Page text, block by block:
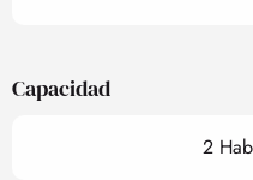
Capacidad
2